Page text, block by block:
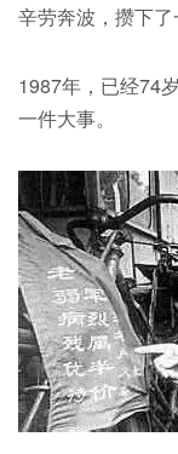
辛劳奔波，攒下了
1987年，已经74
一件大事。